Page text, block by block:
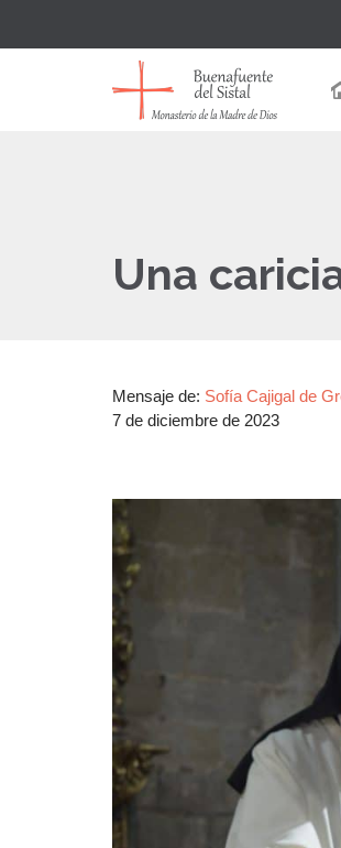
Una
Mensaje de: Sofía Cajigal de
7 de diciembre de 2023